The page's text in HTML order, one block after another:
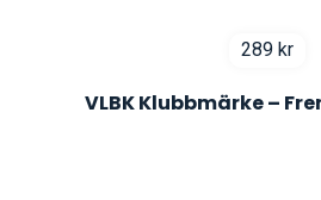
289 kr
VLBK Klubbmärke –